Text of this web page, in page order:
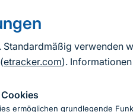
verwenden
etracker.com).
ermöglichen grundlegende
Nach
2019). Aus